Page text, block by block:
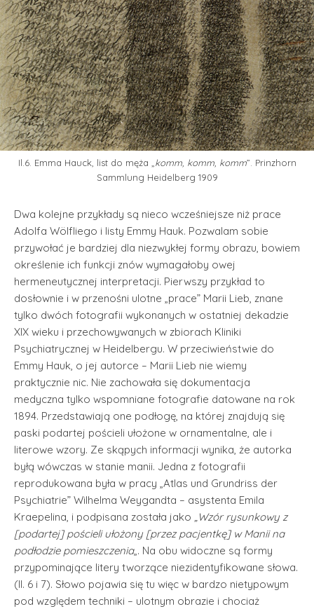
Il.6. Emma Hauck, list do męża „ komm, komm, komm”. Prinzhorn
Sammlung Heidelberg 1909
Dwa kolejne przykłady są nieco wcześniejsze niż prace
Adolfa Wölfliego i listy Emmy Hauk. Pozwalam sobie
przywołać je bardziej dla niezwykłej formy obrazu, bowiem
określenie ich funkcji znów wymagałoby owej
hermeneutycznej interpretacji. Pierwszy przykład to
dosłownie i w przenośni ulotne „prace” Marii Lieb, znane
tylko dwóch fotografii wykonanych w ostatniej dekadzie
XIX wieku i przechowywanych w zbiorach Kliniki
Psychiatrycznej w Heidelbergu. W przeciwieństwie do
Emmy Hauk, o jej autorce – Marii Lieb nie wiemy
praktycznie nic. Nie zachowała się dokumentacja
medyczna tylko wspomniane fotografie datowane na rok
1894. Przedstawiają one podłogę, na której znajdują się
paski podartej pościeli ułożone w ornamentalne, ale i
literowe wzory. Ze skąpych informacji wynika, że autorka
byłą wówczas w stanie manii. Jedna z fotografii
reprodukowana była w pracy „Atlas und Grundriss der
Psychiatrie” Wilhelma Weygandta – asystenta Emila
Kraepelina, i podpisana została jako „Wzór rysunkowy z
[podartej] pościeli ułożony [przez pacjentkę] w Manii na
podłodzie pomieszczenia„. Na obu widoczne są formy
przypominające litery tworzące niezidentyfikowane słowa.
(Il. 6 i 7). Słowo pojawia się tu więc w bardzo nietypowym
pod względem techniki – ulotnym obrazie i chociaż